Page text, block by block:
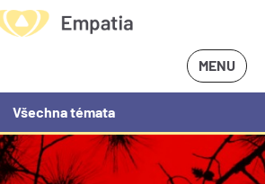
MENU
Všechna témata